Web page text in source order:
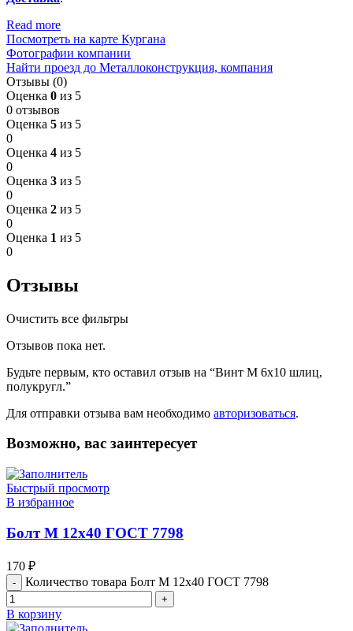
Read more
Посмотреть на карте Кургана
Фотографии компании
Найти проезд до Металлоконструкция, компания
Отзывы (0)
Оценка 0 из 5
0 отзывов
Оценка 5 из 5
0
Оценка 4 из 5
0
Оценка 3 из 5
0
Оценка 2 из 5
0
Оценка 1 из 5
0
Отзывы
Очистить все фильтры
Отзывов пока нет.
Будьте первым, кто оставил отзыв на “Винт М 6х10 шлиц,
полукругл.”
Для отправки отзыва вам необходимо авторизоваться.
Возможно, вас заинтересует
Быстрый просмотр
В избранное
Болт М 12х40 ГОСТ 7798
170 ₽
Количество товара Болт М 12х40 ГОСТ 7798
В корзину